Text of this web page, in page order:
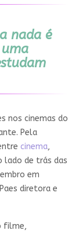
nada é
nos cinemas do
Pela
cinema,
lado de trás das
em
diretora e
filme,